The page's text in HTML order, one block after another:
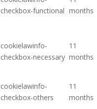
checkbox-functional months
cookielawinfo-
checkbox-necessary
11
months
cookielawinfo-
checkbox-others
11
months